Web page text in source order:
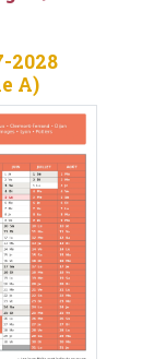
2028
A)